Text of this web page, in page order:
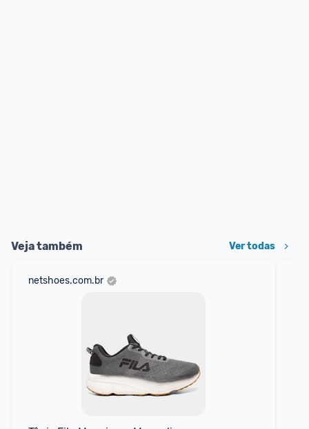
Veja também Ver todas
netshoes.com.br